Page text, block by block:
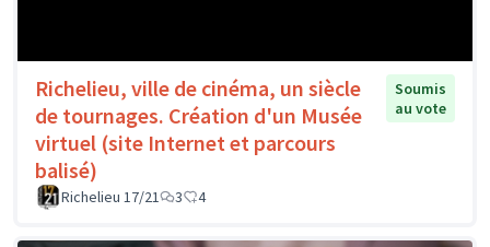
Richelieu, ville de cinéma, un siècle
de tournages. Création d'un Musée
virtuel (site Internet et parcours
balisé)
Soumis
au vote
Richelieu 17/21 3 4